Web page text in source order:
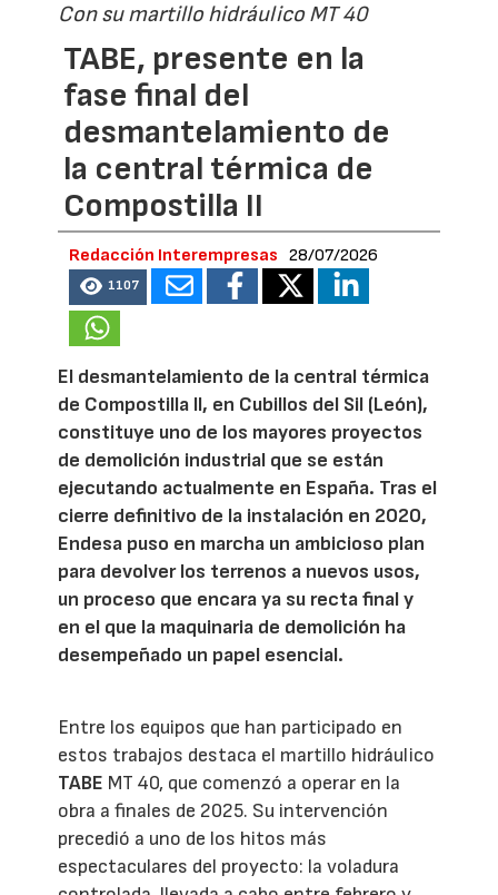
Con su martillo hidráulico MT 40
TABE, presente en la
fase final del
desmantelamiento de
la central térmica de
Compostilla II
Redacción Interempresas 28/07/2026
1107
El desmantelamiento de la central térmica
de Compostilla II, en Cubillos del Sil (León),
constituye uno de los mayores proyectos
de demolición industrial que se están
ejecutando actualmente en España. Tras el
cierre definitivo de la instalación en 2020,
Endesa puso en marcha un ambicioso plan
para devolver los terrenos a nuevos usos,
un proceso que encara ya su recta final y
en el que la maquinaria de demolición ha
desempeñado un papel esencial.
Entre los equipos que han participado en
estos trabajos destaca el martillo hidráulico
TABE MT 40, que comenzó a operar en la
obra a finales de 2025. Su intervención
precedió a uno de los hitos más
espectaculares del proyecto: la voladura